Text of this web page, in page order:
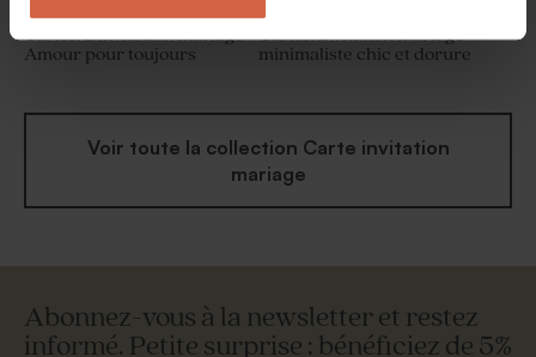
Carton d’invitation mariage
Amour pour toujours
Carton invitation mariage
minimaliste chic et dorure
Voir toute la collection Carte invitation
mariage
Abonnez-vous à la newsletter et restez
informé. Petite surprise : bénéficiez de 5%